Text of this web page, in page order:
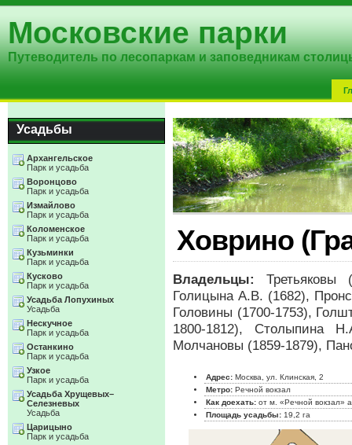
Московские парки
Путеводитель по лесопаркам и заповедникам
Ховрино
Владельцы: Третьяковы
Голицына А.В. (1682),
Головины (1700-1753),
1800-1812), Столыпина
Молчановы (1859-1879),
Адрес: Москва, ул. Клинская, 2
Метро: Речной вокзал
Как доехать: от м. «Речной вокзал»
Площадь усадьбы: 19,2 га
Усадьбы
Архангельское
Парк и усадьба
Воронцово
Парк и усадьба
Измайлово
Парк и усадьба
Коломенское
Парк и усадьба
Кузьминки
Парк и усадьба
Кусково
Парк и усадьба
Усадьба Лопухиных
Усадьба
Нескучное
Парк и усадьба
Останкино
Парк и усадьба
Узкое
Парк и усадьба
Усадьба Хрущевых–
Селезневых
Усадьба
Царицыно
Парк и усадьба